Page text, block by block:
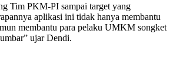
Tim PKM-PI sampai target yang
aplikasi ini tidak hanya membantu
membantu para pelaku UMKM songket
ujar Dendi.